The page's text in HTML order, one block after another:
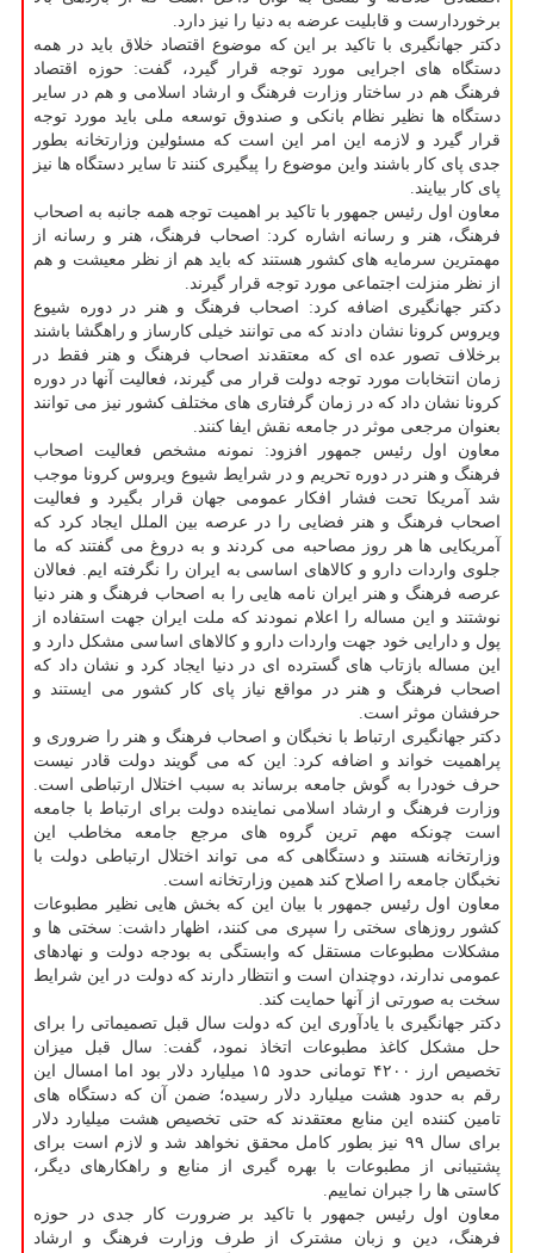
برخوردارست و قابلیت عرضه به دنیا را نیز دارد.
دکتر جهانگیری با تاکید بر این که موضوع اقتصاد خلاق باید در همه
دستگاه های اجرایی مورد توجه قرار گیرد، گفت: حوزه اقتصاد
فرهنگ هم در ساختار وزارت فرهنگ و ارشاد اسلامی و هم در سایر
دستگاه ها نظیر نظام بانکی و صندوق توسعه ملی باید مورد توجه
قرار گیرد و لازمه این امر این است که مسئولین وزارتخانه بطور
جدی پای کار باشند واین موضوع را پیگیری کنند تا سایر دستگاه ها نیز
پای کار بیایند.
معاون اول رئیس جمهور با تاکید بر اهمیت توجه همه جانبه به اصحاب
فرهنگ، هنر و رسانه اشاره کرد: اصحاب فرهنگ، هنر و رسانه از
مهمترین سرمایه های کشور هستند که باید هم از نظر معیشت و هم
از نظر منزلت اجتماعی مورد توجه قرار گیرند.
دکتر جهانگیری اضافه کرد: اصحاب فرهنگ و هنر در دوره شیوع
ویروس کرونا نشان دادند که می توانند خیلی کارساز و راهگشا باشند
برخلاف تصور عده ای که معتقدند اصحاب فرهنگ و هنر فقط در
زمان انتخابات مورد توجه دولت قرار می گیرند، فعالیت آنها در دوره
کرونا نشان داد که در زمان گرفتاری های مختلف کشور نیز می توانند
بعنوان مرجعی موثر در جامعه نقش ایفا کنند.
معاون اول رئیس جمهور افزود: نمونه مشخص فعالیت اصحاب
فرهنگ و هنر در دوره تحریم و در شرایط شیوع ویروس کرونا موجب
شد آمریکا تحت فشار افکار عمومی جهان قرار بگیرد و فعالیت
اصحاب فرهنگ و هنر فضایی را در عرصه بین الملل ایجاد کرد که
آمریکایی ها هر روز مصاحبه می کردند و به دروغ می گفتند که ما
جلوی واردات دارو و کالاهای اساسی به ایران را نگرفته ایم. فعالان
عرصه فرهنگ و هنر ایران نامه هایی را به اصحاب فرهنگ و هنر دنیا
نوشتند و این مساله را اعلام نمودند که ملت ایران جهت استفاده از
پول و دارایی خود جهت واردات دارو و کالاهای اساسی مشکل دارد و
این مساله بازتاب های گسترده ای در دنیا ایجاد کرد و نشان داد که
اصحاب فرهنگ و هنر در مواقع نیاز پای کار کشور می ایستند و
حرفشان موثر است.
دکتر جهانگیری ارتباط با نخبگان و اصحاب فرهنگ و هنر را ضروری و
پراهمیت خواند و اضافه کرد: این که می گویند دولت قادر نیست
حرف خودرا به گوش جامعه برساند به سبب اختلال ارتباطی است.
وزارت فرهنگ و ارشاد اسلامی نماینده دولت برای ارتباط با جامعه
است چونکه مهم ترین گروه های مرجع جامعه مخاطب این
وزارتخانه هستند و دستگاهی که می تواند اختلال ارتباطی دولت با
نخبگان جامعه را اصلاح کند همین وزارتخانه است.
معاون اول رئیس جمهور با بیان این که بخش هایی نظیر مطبوعات
کشور روزهای سختی را سپری می کنند، اظهار داشت: سختی ها و
مشکلات مطبوعات مستقل که وابستگی به بودجه دولت و نهادهای
عمومی ندارند، دوچندان است و انتظار دارند که دولت در این شرایط
سخت به صورتی از آنها حمایت کند.
دکتر جهانگیری با یادآوری این که دولت سال قبل تصمیماتی را برای
حل مشکل کاغذ مطبوعات اتخاذ نمود، گفت: سال قبل میزان
تخصیص ارز ۴۲۰۰ تومانی حدود ۱۵ میلیارد دلار بود اما امسال این
رقم به حدود هشت میلیارد دلار رسیده؛ ضمن آن که دستگاه های
تامین کننده این منابع معتقدند که حتی تخصیص هشت میلیارد دلار
برای سال ۹۹ نیز بطور کامل محقق نخواهد شد و لازم است برای
پشتیبانی از مطبوعات با بهره گیری از منابع و راهکارهای دیگر،
کاستی ها را جبران نماییم.
معاون اول رئیس جمهور با تاکید بر ضرورت کار جدی در حوزه
فرهنگ، دین و زبان مشترک از طرف وزارت فرهنگ و ارشاد